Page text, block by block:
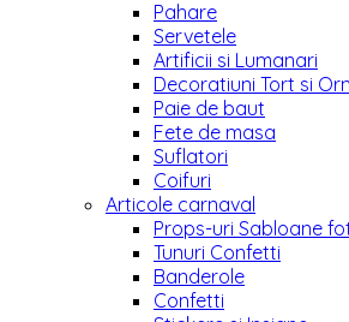
Pahare
Servetele
Artificii si Lumanari
Decoratiuni Tort si
Paie de baut
Fete de masa
Suflatori
Coifuri
Articole carnaval
Props-uri Sabloane
Tunuri Confetti
Banderole
Confetti